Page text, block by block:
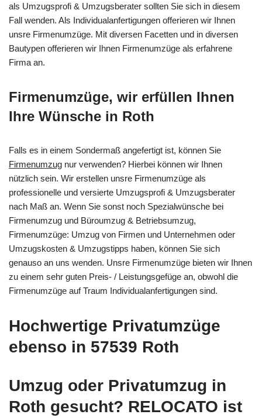
als Umzugsprofi & Umzugsberater sollten Sie sich in diesem
Fall wenden. Als Individualanfertigungen offerieren wir Ihnen
unsre Firmenumzüge. Mit diversen Facetten und in diversen
Bautypen offerieren wir Ihnen Firmenumzüge als erfahrene
Firma an.
Firmenumzüge, wir erfüllen Ihnen
Ihre Wünsche in Roth
Falls es in einem Sondermaß angefertigt ist, können Sie
Firmenumzug nur verwenden? Hierbei können wir Ihnen
nützlich sein. Wir erstellen unsre Firmenumzüge als
professionelle und versierte Umzugsprofi & Umzugsberater
nach Maß an. Wenn Sie sonst noch Spezialwünsche bei
Firmenumzug und Büroumzug & Betriebsumzug,
Firmenumzüge: Umzug von Firmen und Unternehmen oder
Umzugskosten & Umzugstipps haben, können Sie sich
genauso an uns wenden. Unsre Firmenumzüge bieten wir Ihnen
zu einem sehr guten Preis- / Leistungsgefüge an, obwohl die
Firmenumzüge auf Traum Individualanfertigungen sind.
Hochwertige Privatumzüge
ebenso in 57539 Roth
Umzug oder Privatumzug in
Roth gesucht? RELOCATO ist